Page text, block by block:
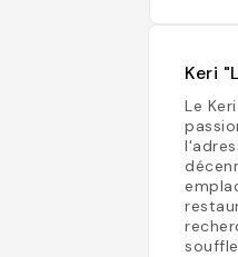
Keri
Le